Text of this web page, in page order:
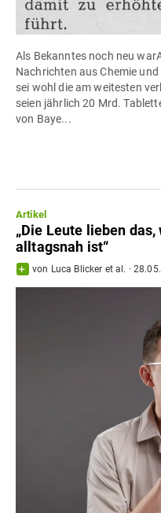
Als Bekanntes noch neu
Nachrichten aus Chemie
sei wohl die am weitesten
seien jährlich 20 Mrd.
von Baye...
Artikel
„Die Leute lieben
alltagsnah ist“
von Luca Blicker et al. ·